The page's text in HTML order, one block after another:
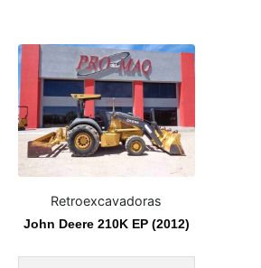
Retroexcavadoras
John Deere 210K EP (2012)